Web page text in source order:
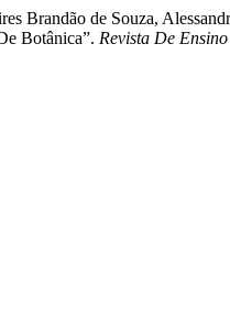
Brandão de Souza,
Botânica”. Revista De